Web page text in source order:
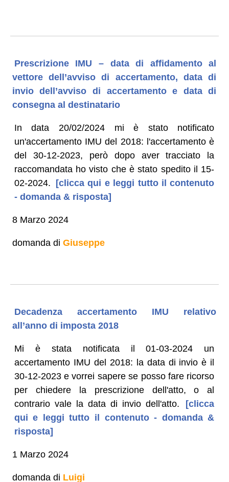
Prescrizione IMU – data di affidamento al
vettore dell’avviso di accertamento, data di
invio dell’avviso di accertamento e data di
consegna al destinatario
In data 20/02/2024 mi è stato notificato
un'accertamento IMU del 2018: l'accertamento è
del 30-12-2023, però dopo aver tracciato la
raccomandata ho visto che è stato spedito il 15-
02-2024. [clicca qui e leggi tutto il contenuto
- domanda & risposta]
8 Marzo 2024
domanda di Giuseppe
Decadenza accertamento IMU relativo
all’anno di imposta 2018
Mi è stata notificata il 01-03-2024 un
accertamento IMU del 2018: la data di invio è il
30-12-2023 e vorrei sapere se posso fare ricorso
per chiedere la prescrizione dell'atto, o al
contrario vale la data di invio dell'atto.
[clicca
qui e leggi tutto il contenuto - domanda &
risposta]
1 Marzo 2024
domanda di Luigi